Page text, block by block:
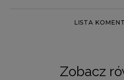
LISTA
Zobacz